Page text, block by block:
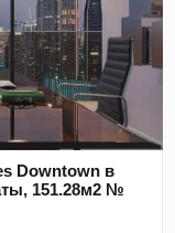
Downtown в
151.28м2 №